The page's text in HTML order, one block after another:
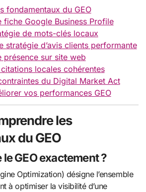
fondamentaux du GEO
fiche Google Business Profile
de mots-clés locaux
stratégie d’avis clients performante
présence sur site web
locales cohérentes
du Digital Market Act
vos performances GEO
les
du GEO
le GEO exactement ?
Optimization) désigne l’ensemble
à optimiser la visibilité d’une